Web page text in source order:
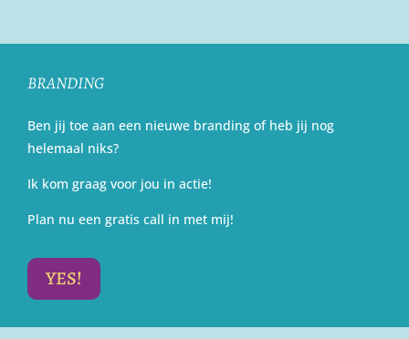
BRANDING
Ben jij toe aan een nieuwe branding of heb jij nog
helemaal niks?
Ik kom graag voor jou in actie!
Plan nu een gratis call in met mij!
YES!